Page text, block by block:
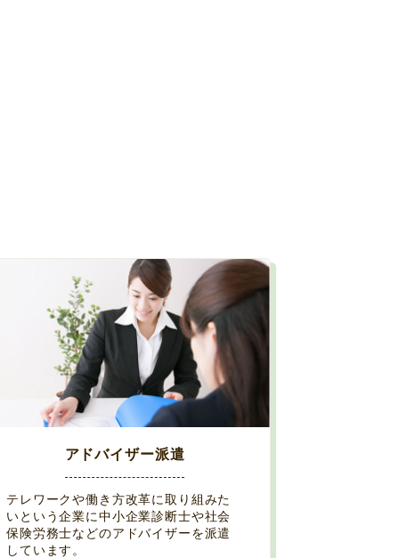
アドバイザー派遣
テレワークや働き方改革に取り組みた
いという企業に中小企業診断士や社会
保険労務士などのアドバイザーを派遣
しています。